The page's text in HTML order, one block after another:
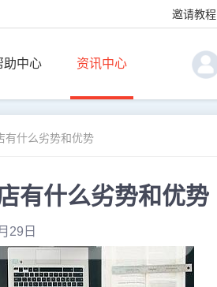
邀请教程
助中心 资讯中心
有什么劣势和优势
有什么劣势和优势
29日